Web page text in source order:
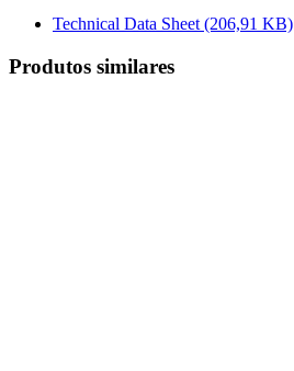
Technical Data Sheet (206,91 KB)
Produtos similares